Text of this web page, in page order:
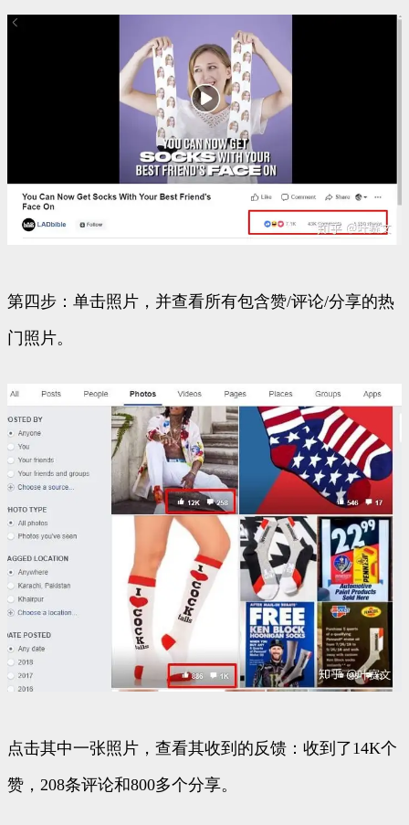
第四步：单击照片，并查看所有包含赞/评论/分享的热
门照片。
点击其中一张照片，查看其收到的反馈：收到了14K个
赞，208条评论和800多个分享。